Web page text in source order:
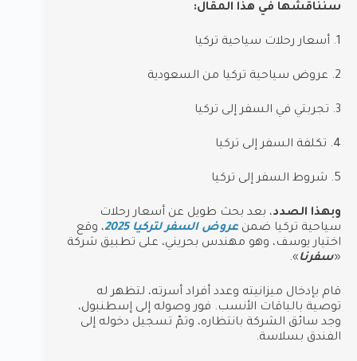
سنناقشها في هذا المقال:
1. أسعار رحلات سياحية تركيا
2. عروض سياحية تركيا من السعودية
3. تجربتي في السفر إلى تركيا
4. تكلفة السفر إلى تركيا
5. شروط السفر إلى تركيا
وبهذا الصدد، بعد بحث طويل عن أسعار رحلات
سياحية تركيا ضمن عروض السفر لتركيا 2025
، وقع
اختيار يوسف، وهو مهندس بحريني، على تطبيق شركة
«سفرنا».
قام بإدخال ميزانيته وعدد أفراد أسرته، لتظهر له
توصية بالباقات الأنسب. فور وصوله إلى إسطنبول،
وجد سائق الشركة بانتظاره، وتمّ تسجيل دخوله إلى
الفندق بسلاسة.